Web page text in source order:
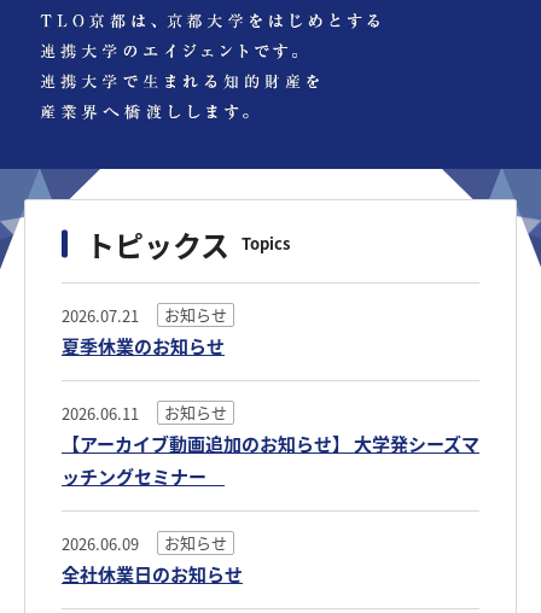
トピックス Topics
2026.07.21 お知らせ
夏季休業のお知らせ
2026.06.11 お知らせ
【アーカイブ動画追加のお知らせ】 大学発シーズマ
ッチングセミナー
2026.06.09 お知らせ
全社休業日のお知らせ